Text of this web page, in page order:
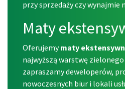
przy sprzedaży czy wynajmie
Maty
Oferujemymaty
najwyższą warstwę zielonego
zapraszamy deweloperów,
nowoczesnych biur i lokali